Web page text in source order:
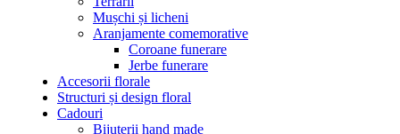
Mușchi și licheni
Aranjamente comemorative
Coroane funerare
Jerbe funerare
Accesorii florale
Structuri și design floral
Cadouri
Bijuterii hand made